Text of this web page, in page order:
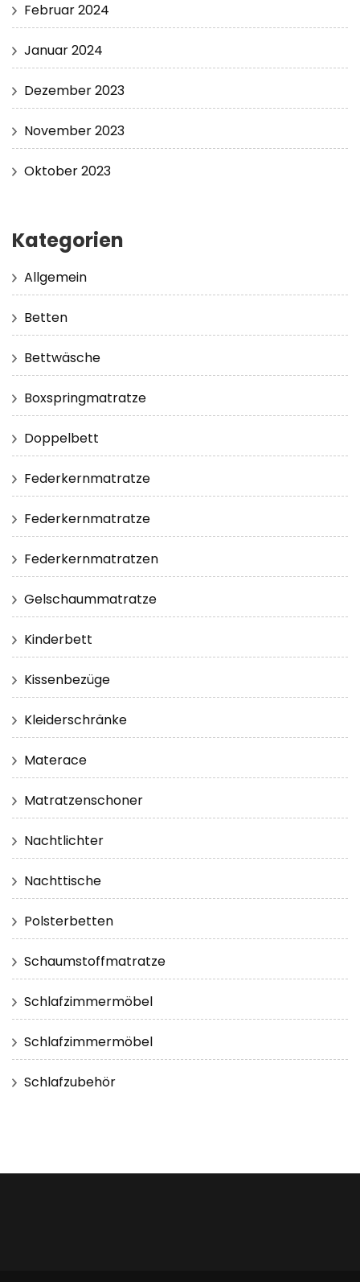
Februar 2024
Januar 2024
Dezember 2023
November 2023
Oktober 2023
Kategorien
Allgemein
Betten
Bettwäsche
Boxspringmatratze
Doppelbett
Federkernmatratze
Federkernmatratze
Federkernmatratzen
Gelschaummatratze
Kinderbett
Kissenbezüge
Kleiderschränke
Materace
Matratzenschoner
Nachtlichter
Nachttische
Polsterbetten
Schaumstoffmatratze
Schlafzimmermöbel
Schlafzimmermöbel
Schlafzubehör